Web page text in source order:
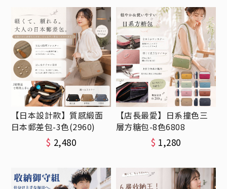
【日本設計款】質感緞面
日本郵差包-3色(2960)
$ 2,480
【店長最愛】日系撞色三
層方糖包-8色6808
$ 1,280